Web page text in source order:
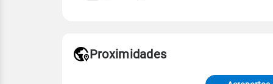
de Tempo e Estudos Climáticos
Proximidades